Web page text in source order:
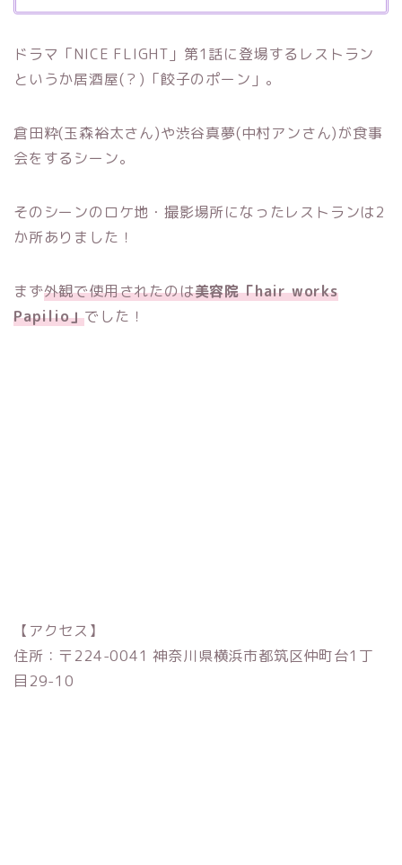
ドラマ「NICE FLIGHT」第1話に登場するレストラン
というか居酒屋(？)「餃子のポーン」。
倉田粋(玉森裕太さん)や渋谷真夢(中村アンさん)が食事
会をするシーン。
そのシーンのロケ地・撮影場所になったレストランは2
か所ありました！
まず外観で使用されたのは美容院「hair works
Papilio」でした！
【アクセス】
住所：〒224-0041 神奈川県横浜市都筑区仲町台1丁
目29-10